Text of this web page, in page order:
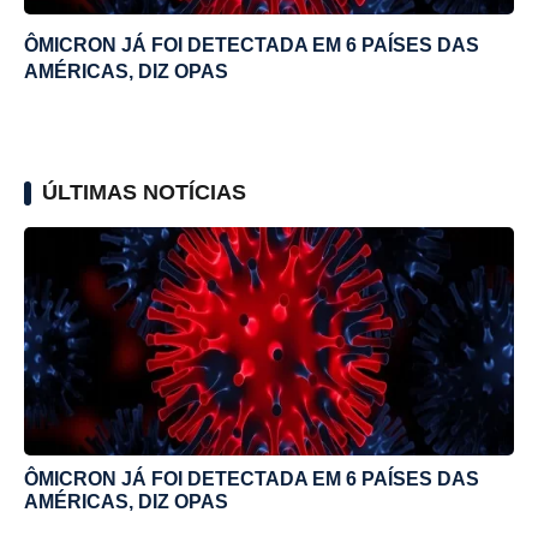
ÔMICRON JÁ FOI DETECTADA EM 6 PAÍSES DAS
AMÉRICAS, DIZ OPAS
ÚLTIMAS NOTÍCIAS
ÔMICRON JÁ FOI DETECTADA EM 6 PAÍSES DAS
AMÉRICAS, DIZ OPAS